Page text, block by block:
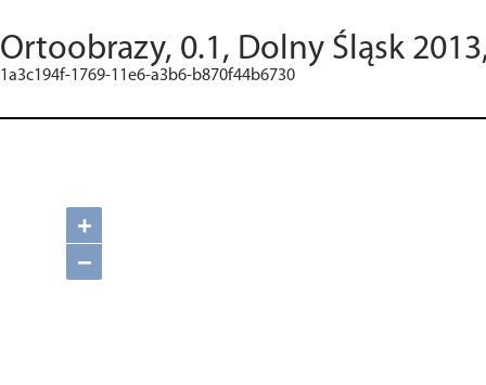
Ortoobrazy, 0.1, Dolny Śląsk
1a3c194f-1769-11e6-a3b6-b870f44b6730
+
−